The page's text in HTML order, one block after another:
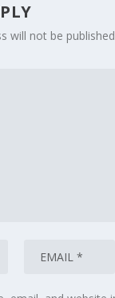
will not be